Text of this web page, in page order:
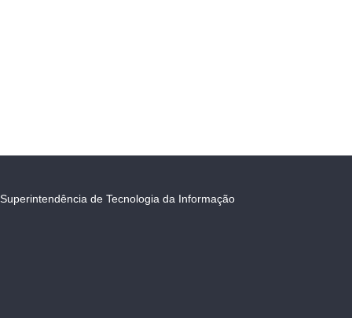
Superintendência de Tecnologia da Informação